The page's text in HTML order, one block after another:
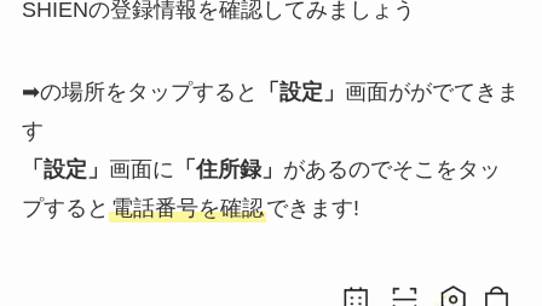
SHIENの登録情報を確認してみましょう
➡の場所をタップすると 「設定」 画面ががでてきま
す
「設定」 画面に 「住所録」 があるのでそこをタッ
プすると 電話番号を確認できます!